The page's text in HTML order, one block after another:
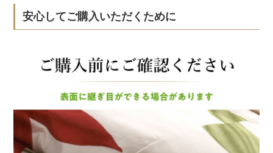
安心してご購入いただくために